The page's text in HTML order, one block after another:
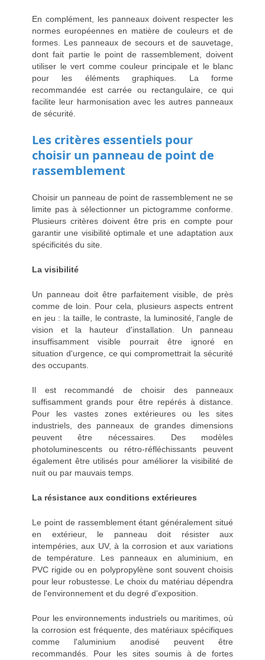
En complément, les panneaux doivent respecter les
normes européennes en matière de couleurs et de
formes. Les panneaux de secours et de sauvetage,
dont fait partie le point de rassemblement, doivent
utiliser le vert comme couleur principale et le blanc
pour les éléments graphiques. La forme
recommandée est carrée ou rectangulaire, ce qui
facilite leur harmonisation avec les autres panneaux
de sécurité.
Les critères essentiels pour
choisir un panneau de point de
rassemblement
Choisir un panneau de point de rassemblement ne se
limite pas à sélectionner un pictogramme conforme.
Plusieurs critères doivent être pris en compte pour
garantir une visibilité optimale et une adaptation aux
spécificités du site.
La visibilité
Un panneau doit être parfaitement visible, de près
comme de loin. Pour cela, plusieurs aspects entrent
en jeu : la taille, le contraste, la luminosité, l'angle de
vision et la hauteur d'installation. Un panneau
insuffisamment visible pourrait être ignoré en
situation d'urgence, ce qui compromettrait la sécurité
des occupants.
Il est recommandé de choisir des panneaux
suffisamment grands pour être repérés à distance.
Pour les vastes zones extérieures ou les sites
industriels, des panneaux de grandes dimensions
peuvent être nécessaires. Des modèles
photoluminescents ou rétro-réfléchissants peuvent
également être utilisés pour améliorer la visibilité de
nuit ou par mauvais temps.
La résistance aux conditions extérieures
Le point de rassemblement étant généralement situé
en extérieur, le panneau doit résister aux
intempéries, aux UV, à la corrosion et aux variations
de température. Les panneaux en aluminium, en
PVC rigide ou en polypropylène sont souvent choisis
pour leur robustesse. Le choix du matériau dépendra
de l'environnement et du degré d'exposition.
Pour les environnements industriels ou maritimes, où
la corrosion est fréquente, des matériaux spécifiques
comme l'aluminium anodisé peuvent être
recommandés. Pour les sites soumis à de fortes